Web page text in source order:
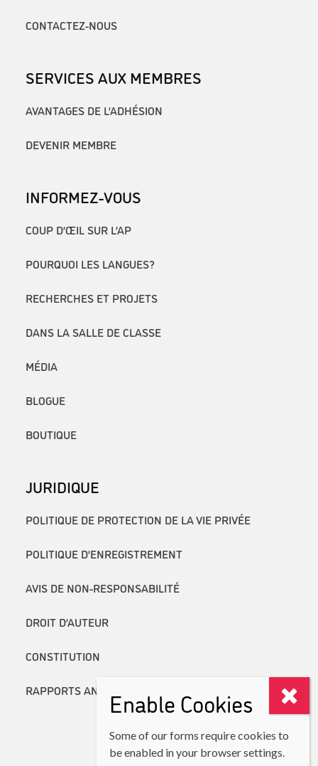
CONTACTEZ-NOUS
SERVICES AUX MEMBRES
AVANTAGES DE L’ADHÉSION
DEVENIR MEMBRE
INFORMEZ-VOUS
COUP D’ŒIL SUR L’AP
POURQUOI LES LANGUES?
RECHERCHES ET PROJETS
DANS LA SALLE DE CLASSE
MÉDIA
BLOGUE
BOUTIQUE
JURIDIQUE
POLITIQUE DE PROTECTION DE LA VIE PRIVÉE
POLITIQUE D’ENREGISTREMENT
AVIS DE NON-RESPONSABILITÉ
DROIT D’AUTEUR
CONSTITUTION
RAPPORTS ANNUELSEnable Cookies
Some of our forms require cookies to
be enabled in your browser settings.